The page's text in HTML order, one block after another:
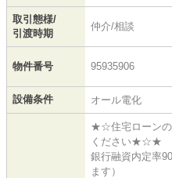
取引態様/
引渡時期
仲介/相談
物件番号 95935906
設備条件 オール電化
★☆住宅ローンの
ください★☆★
銀行融資内定率
ます）